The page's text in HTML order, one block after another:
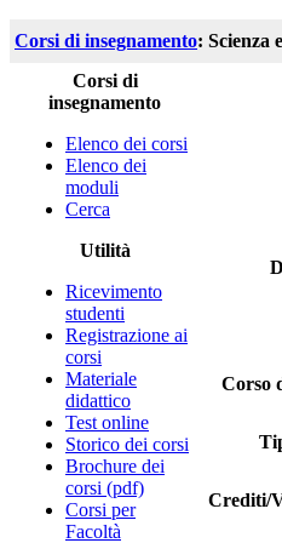
Corsi di insegnamento: Scienza
Corsi di
insegnamento
Elenco dei corsi
Elenco dei
moduli
Cerca
Utilità
Ricevimento
studenti
Registrazione ai
corsi
Materiale
didattico
Test online
Storico dei corsi
Brochure dei
corsi (pdf)
Corsi per
Facoltà
Corso
Crediti/